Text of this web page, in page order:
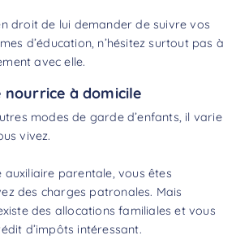
droit de lui demander de suivre vos
d’éducation, n’hésitez surtout pas à
avec elle.
nourrice à domicile
modes de garde d’enfants, il varie
vivez.
auxiliaire parentale, vous êtes
des charges patronales. Mais
des allocations familiales et vous
d’impôts intéressant.